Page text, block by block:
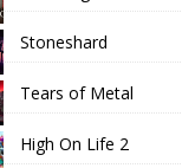
Stoneshard
Tears of Metal
High On Life 2